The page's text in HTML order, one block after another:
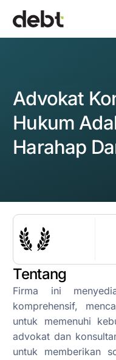
Advokat
Hukum
Harahap
Tentang
Firma ini
komprehensif,
untuk memenuhi
advokat dan
untuk memberikan